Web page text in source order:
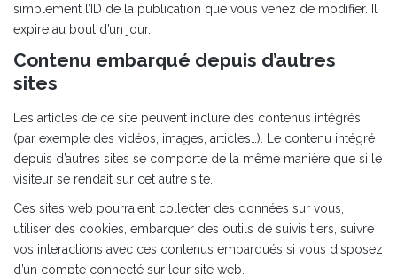
simplement l’ID de la publication que vous venez de modifier. Il
expire au bout d’un jour.
Contenu embarqué depuis d’autres
sites
Les articles de ce site peuvent inclure des contenus intégrés
(par exemple des vidéos, images, articles…). Le contenu intégré
depuis d’autres sites se comporte de la même manière que si le
visiteur se rendait sur cet autre site.
Ces sites web pourraient collecter des données sur vous,
utiliser des cookies, embarquer des outils de suivis tiers, suivre
vos interactions avec ces contenus embarqués si vous disposez
d’un compte connecté sur leur site web.